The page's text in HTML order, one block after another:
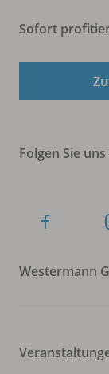
Sofort
Folgen Sie
Westermann